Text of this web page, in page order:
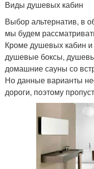
Виды душевых кабин
Выбор альтернатив, в
мы будем
Кроме душевых кабин и
душевые боксы,
домашние сауны со
Но данные варианты
дороги, поэтому